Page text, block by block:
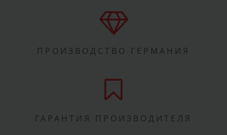
ПРОИЗВОДСТВО ГЕРМАНИЯ
ГАРАНТИЯ ПРОИЗВОДИТЕЛЯ